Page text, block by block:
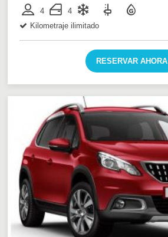
4
4
Kilometraje ilimitado
RESERVAR AHORA